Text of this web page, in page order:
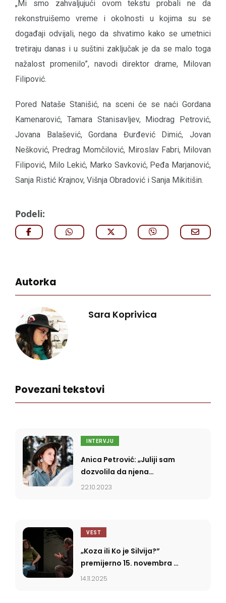
„Mi smo zahvaljujući ovom tekstu probali ne da
rekonstruišemo vreme i okolnosti u kojima su se
događaji odvijali, nego da shvatimo kako se umetnici
tretiraju danas i u suštini zaključak je da se malo toga
nažalost promenilo”, navodi direktor drame, Milovan
Filipović.
Pored Nataše Stanišić, na sceni će se naći Gordana
Kamenarović, Tamara Stanisavljev, Miodrag Petrović,
Jovana Balašević, Gordana Đurđević Dimić, Jovan
Nešković, Predrag Momčilović, Miroslav Fabri, Milovan
Filipović, Milo Lekić, Marko Savković, Peđa Marjanović,
Sanja Ristić Krajnov, Višnja Obradović i Sanja Mikitišin.
Podeli:
Autorka
Sara Koprivica
Povezani tekstovi
INTERVJU
Anica Petrović: „Juliji sam
dozvolila da njena
harizma ispliva i u
22.10.2023
VEST
„Koza ili Ko je Silvija?”
premijerno 15. novembra u
SNP-u
14.11.2025